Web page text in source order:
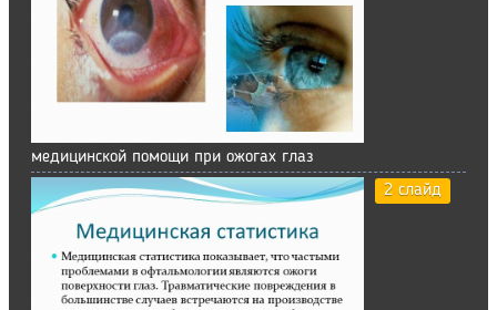
медицинской помощи при ожогах глаз
2 слайд